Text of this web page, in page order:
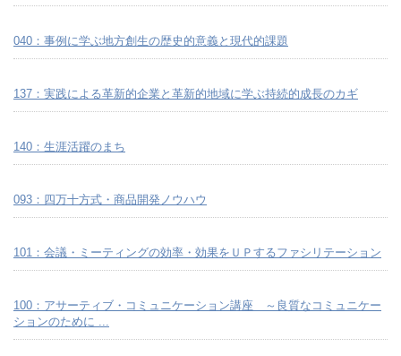
040：事例に学ぶ地方創生の歴史的意義と現代的課題
137：実践による革新的企業と革新的地域に学ぶ持続的成長のカギ
140：生涯活躍のまち
093：四万十方式・商品開発ノウハウ
101：会議・ミーティングの効率・効果をＵＰするファシリテーション
100：アサーティブ・コミュニケーション講座 ～良質なコミュニケー
ションのために ...